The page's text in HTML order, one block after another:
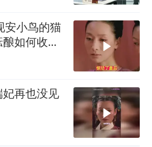
安小鸟的猫
如何收拾
再也没见